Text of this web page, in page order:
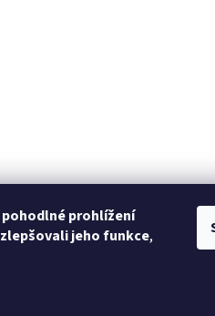
pohodlné prohlížení
zlepšovali jeho funkce,